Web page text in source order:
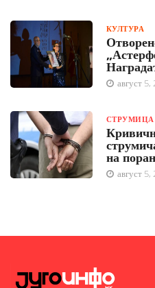
КУЛТУРА
август 5,
СТРУМИЦА
на
август 5,